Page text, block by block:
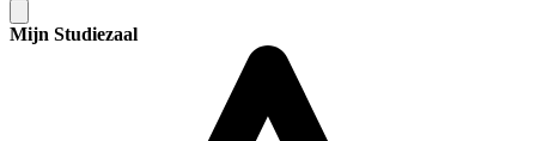
Mijn Studiezaal